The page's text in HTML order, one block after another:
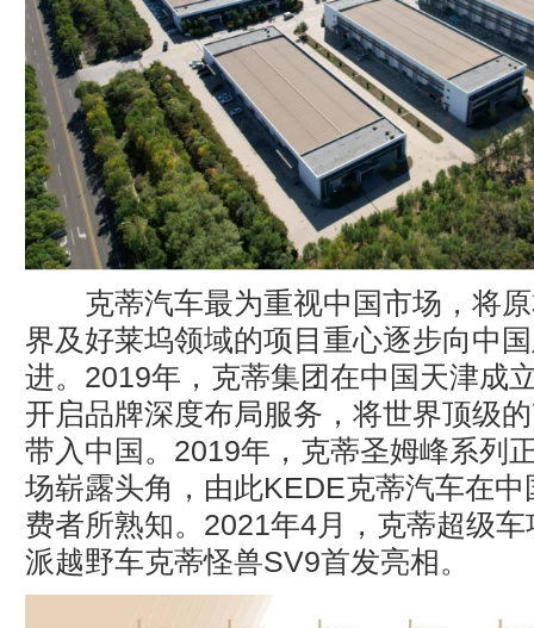
克蒂汽车最为重视中国市场，将原
界及好莱坞领域的项目重心逐步向中
进。2019年，克蒂集团在中国天津成
开启品牌深度布局服务，将世界顶级
带入中国。2019年，克蒂圣姆峰系列
场崭露头角，由此KEDE克蒂汽车在
费者所熟知。2021年4月，克蒂超级
派越野车克蒂怪兽SV9首发亮相。